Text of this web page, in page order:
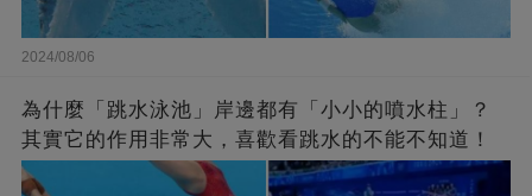
2024/08/06
為什麼「跳水泳池」岸邊都有「小小的噴水柱」？
其實它的作用非常大，喜歡看跳水的不能不知道！